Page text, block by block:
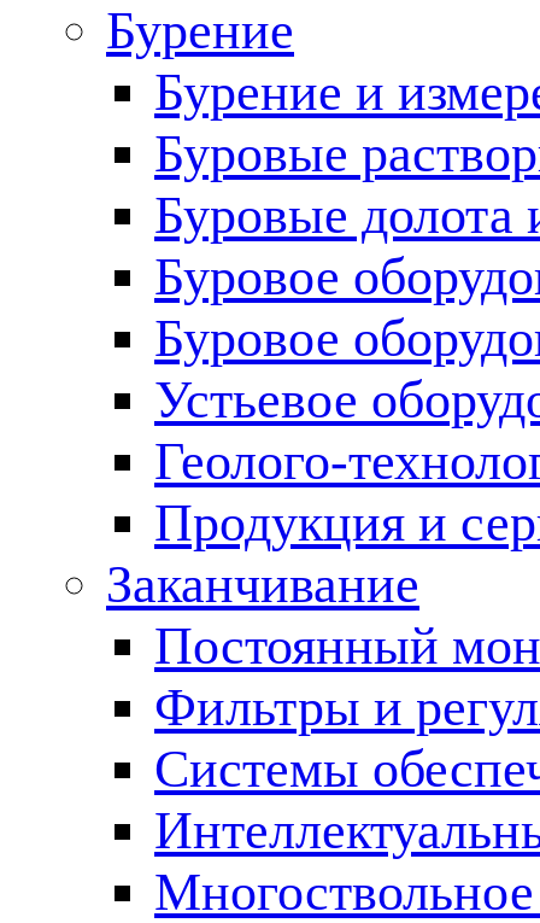
Бурение
Бурение и
Буровые
Буровые долота
Буровое
Буровое
Устьевое
Геолого-
Продукция и
Заканчивание
Постоянный
Фильтры и
Cистемы